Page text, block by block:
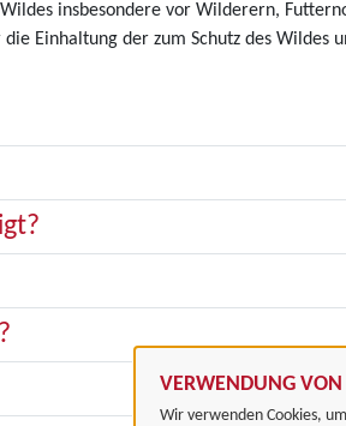
VERWENDUNG VON
Wir verwenden Cookies,
insbesondere vor Wilderern,
Einhaltung der zum Schutz des Wildes